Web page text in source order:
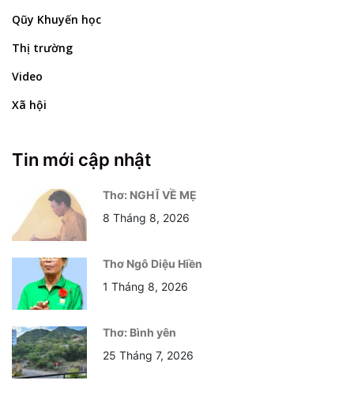
Qũy Khuyến học
Thị trường
Video
Xã hội
Tin mới cập nhật
Thơ: NGHĨ VỀ MẸ
8 Tháng 8, 2026
Thơ Ngô Diệu Hiền
1 Tháng 8, 2026
Thơ: Bình yên
25 Tháng 7, 2026